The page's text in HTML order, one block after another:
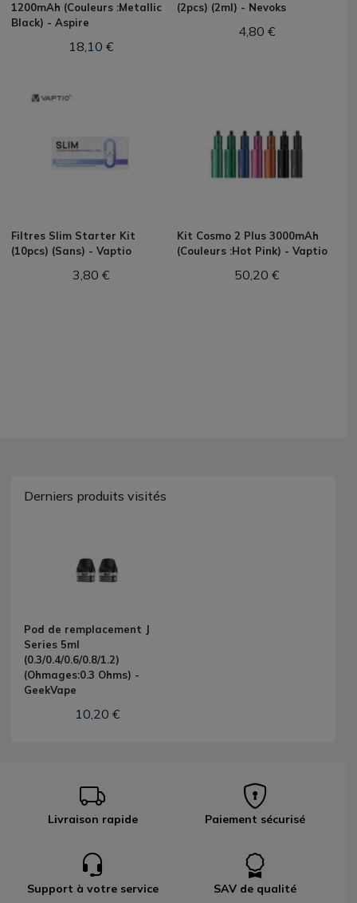
1200mAh (Couleurs :Metallic
Black) - Aspire
18,10 €
(2pcs) (2ml) - Nevoks
4,80 €
Filtres Slim Starter Kit
(10pcs) (Sans) - Vaptio
3,80 €
Kit Cosmo 2 Plus 3000mAh
(Couleurs :Hot Pink) - Vaptio
50,20 €
Derniers produits visités
Pod de remplacement J
Series 5ml
(0.3/0.4/0.6/0.8/1.2)
(Ohmages:0.3 Ohms) -
GeekVape
10,20 €
Livraison rapide Paiement sécurisé
Support à votre service SAV de qualité